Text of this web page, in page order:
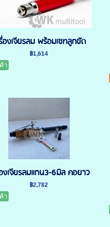
องเจียรลม พร้อมเซทลูกขัด
฿1,614
า
งเจียรลมแกน3-6มิล คอยาว
฿2,782
า